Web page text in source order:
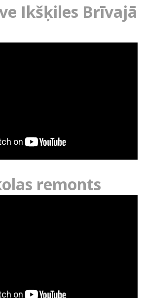
Ikšķiles Brīvajā
remonts